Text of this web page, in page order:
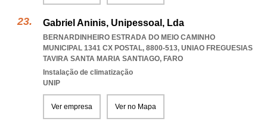
Gabriel Aninis, Unipessoal, Lda
BERNARDINHEIRO ESTRADA DO MEIO CAMINHO
MUNICIPAL 1341 CX POSTAL, 8800-513, UNIAO FREGUESIAS
TAVIRA SANTA MARIA SANTIAGO, FARO
Instalação de climatização
UNIP
Ver empresa Ver no Mapa